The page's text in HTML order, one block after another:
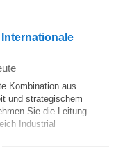
Kombination aus
und strategischem
Sie die Leitung
Industrial